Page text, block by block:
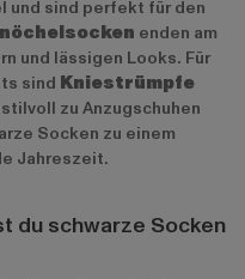
und sind perfekt für den
enden am
und lässigen Looks. Für
sind Kniestrümpfe
zu Anzugschuhen
Socken zu einem
Jahreszeit.
du schwarze Socken